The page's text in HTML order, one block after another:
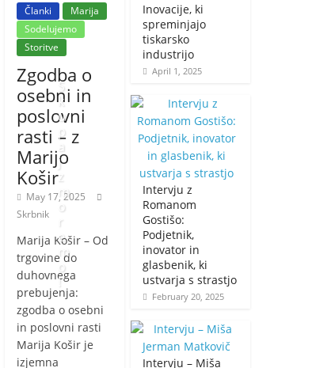
Članki
Marija
Sodelujemo
Storitve
Zgodba o
osebni in
poslovni
rasti – z
Marijo
Košir
May 17, 2025
Skrbnik
Marija Košir – Od
trgovine do
duhovnega
prebujenja:
zgodba o osebni
in poslovni rasti
Marija Košir je
izjemna
Inovacije, ki
spreminjajo
tiskarsko
industrijo
April 1, 2025
Intervju z
Romanom
Gostišo:
Podjetnik,
inovator in
glasbenik, ki
ustvarja s strastjo
February 20, 2025
Intervju – Miša
S
k
u
p
a
j
z
m
o
r
e
m
o
!
J
a
n